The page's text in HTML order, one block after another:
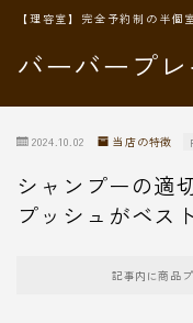
バーバープ
【理容室】完全予約制の半個
2024.10.02 当店の特徴
シャンプーの適
プッシュがベス
記事内に商品